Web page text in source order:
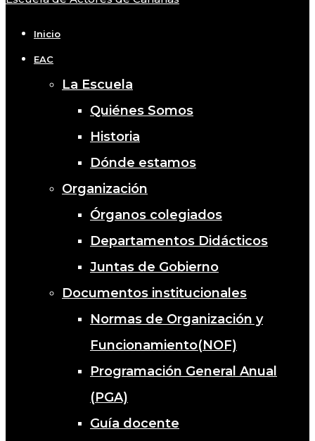
Inicio
EAC
La Escuela
Quiénes Somos
Historia
Dónde estamos
Organización
Órganos colegiados
Departamentos Didácticos
Juntas de Gobierno
Documentos institucionales
Normas de Organización y
Funcionamiento(NOF)
Programación General Anual
(PGA)
Guía docente